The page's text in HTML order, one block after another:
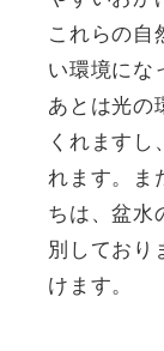
これらの自
い環境にな
あとは光の
くれますし
れます。ま
ちは、盆水
別しており
けます。